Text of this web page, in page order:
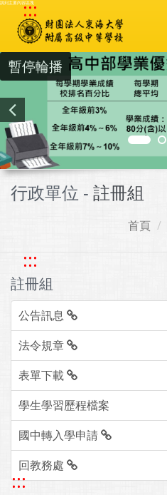
跳到主要內容區塊
:::
暫停輪播
行政單位 - 註冊組
首頁
:::
註冊組
公告訊息
法令規章
表單下載
學生學習歷程檔案
國中轉入學申請
回教務處
:::